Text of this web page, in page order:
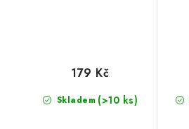
Skladem (>10 ks)
179 Kč